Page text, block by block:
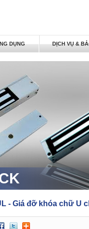
DỤNG DỊCH VỤ &
- Giá đỡ khóa chữ U